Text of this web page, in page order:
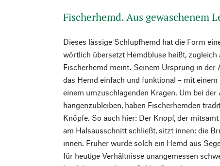
Fischerhemd. Aus gewaschenem
Dieses lässige Schlupfhemd hat die Form
wörtlich übersetzt Hemdbluse heißt, zugleich
Fischerhemd meint. Seinem Ursprung in der
das Hemd einfach und funktional – mit
einem umzuschlagenden Kragen. Um bei
hängenzubleiben, haben Fischerhemden
Knöpfe. So auch hier: Der Knopf, der
am Halsausschnitt schließt, sitzt innen; die
innen. Früher wurde solch ein Hemd aus
für heutige Verhältnisse unangemessen